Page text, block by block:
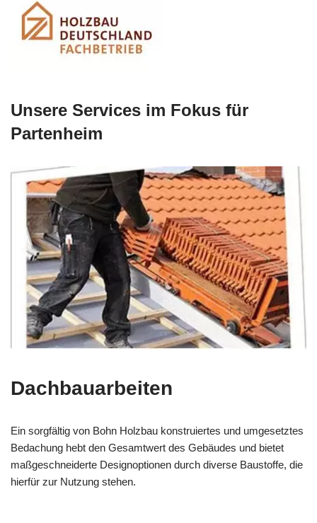
Unsere Services im Fokus für
Partenheim
Dachbauarbeiten
Ein sorgfältig von Bohn Holzbau konstruiertes und umgesetztes
Bedachung hebt den Gesamtwert des Gebäudes und bietet
maßgeschneiderte Designoptionen durch diverse Baustoffe, die
hierfür zur Nutzung stehen.